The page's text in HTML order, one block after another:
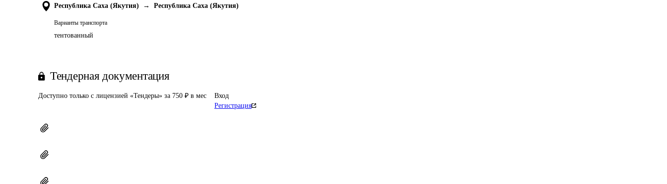
Республика Саха (Якутия) → Республика Саха (Якутия)
Варианты транспорта
тентованный
Тендерная документация
Доступно только с лицензией «Тендеры» за 750 ₽ в мес
Вход
Регистрация